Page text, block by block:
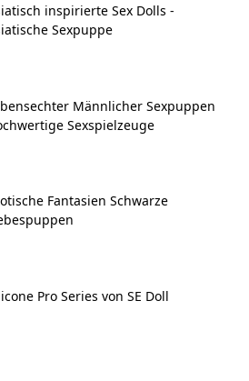
inspirierte Sex Dolls -
Sexpuppe
Männlicher Sexpuppen
Sexspielzeuge
Fantasien Schwarze
Pro Series von SE Doll